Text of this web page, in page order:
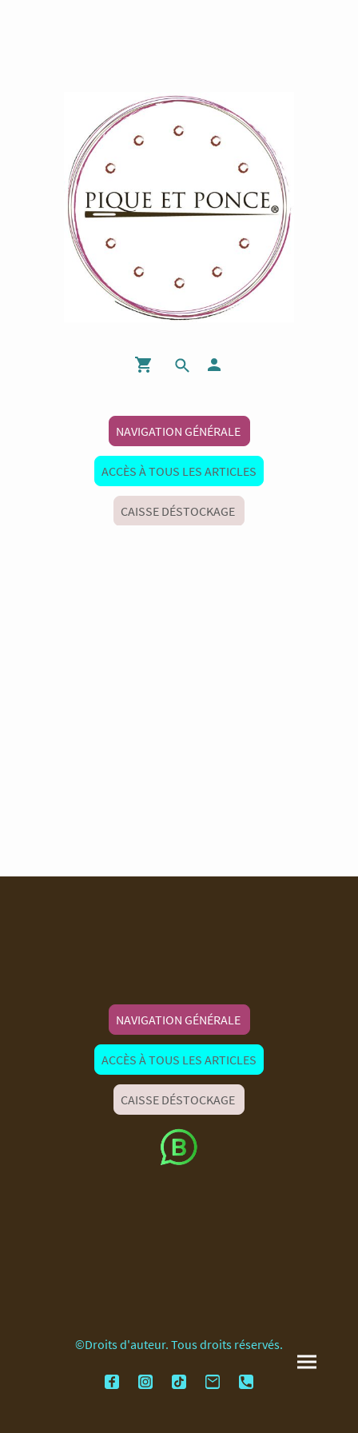
NAVIGATION GÉNÉRALE
ACCÈS À TOUS LES ARTICLES
CAISSE DÉSTOCKAGE
NAVIGATION GÉNÉRALE
ACCÈS À TOUS LES ARTICLES
CAISSE DÉSTOCKAGE
©Droits d'auteur. Tous droits réservés.